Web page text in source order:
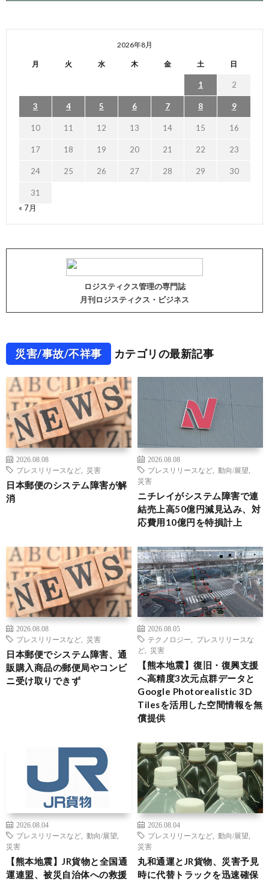
2026年8月
月 火 水 木 金 土 日
1 2
3 4 5 6 7 8 9
10 11 12 13 14 15 16
17 18 19 20 21 22 23
24 25 26 27 28 29 30
31
« 7月
ロジスティクス管理の専門誌
月刊ロジスティクス・ビジネス
災害/事故/不祥事 カテゴリの最新記事
2026.08.08
プレスリリースなど
災害
日本郵便のシステム障害が解
消
2026.08.08
プレスリリースなど
動向/展望
災害
ニチレイがシステム障害で連
結売上高50億円減見込み、対
応費用10億円を特損計上
2026.08.08
プレスリリースなど
災害
日本郵便でシステム障害、通
販購入商品の郵便局やコンビ
ニ受け取りできず
2026.08.05
テクノロジー
プレスリリースな
ど
災害
【熊本地震】復旧・復興支援
へ高精度3次元点群データと
Google Photorealistic 3D
Tilesを活用した空間情報を無
償提供
2026.08.04
プレスリリースなど
動向/展望
災害
【熊本地震】JR貨物と全国通
運連盟、被災自治体への救援
2026.08.04
プレスリリースなど
動向/展望
災害
丸和通運とJR貨物、災害予見
時に代替トラックを迅速確保